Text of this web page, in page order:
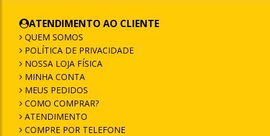
ATENDIMENTO AO CLIENTE
QUEM SOMOS
POLÍTICA DE PRIVACIDADE
NOSSA LOJA FÍSICA
MINHA CONTA
MEUS PEDIDOS
COMO COMPRAR?
ATENDIMENTO
COMPRE POR TELEFONE